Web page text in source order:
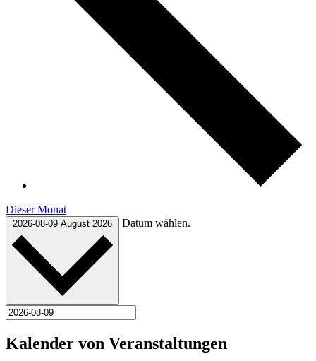
Dieser Monat
2026-08-09 August 2026 Datum wählen.
Kalender von Veranstaltungen